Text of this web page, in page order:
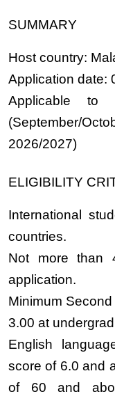
SUMMARY
Host country:
Application date:
Applicable to
(September/
2026/2027)
ELIGIBILITY
International
countries.
Not more than
application.
Minimum
3.00 at
English
score of 6.0 and
of 60 and